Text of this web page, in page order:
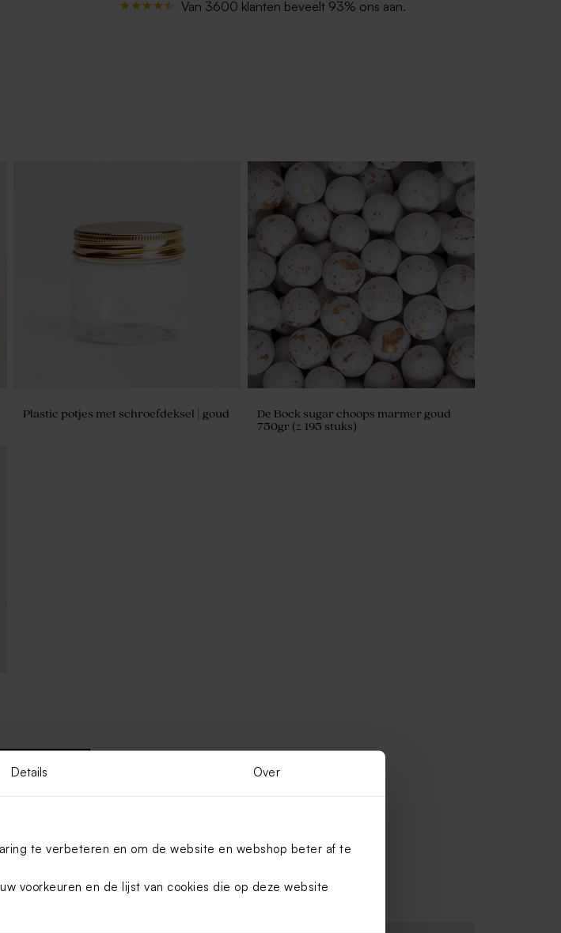
Details Over
te verbeteren en om de website en webshop beter af te
voorkeuren en de lijst van cookies die op deze website
Van 3600 klanten beveelt 93% ons aan.
Plastic potjes met schroefdeksel | goud
De Bock sugar choops marmer goud
750gr (± 195 stuks)
Toon meer